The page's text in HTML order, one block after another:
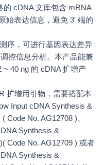
cDNA 文库包含 mRNA
始表达信息，避免 3′ 端的
序，可进行基因表达差异
控信息分析。本产品能兼
~ 40 ng 的 cDNA 扩增产
扩增用引物，需要搭配本
Input cDNA Synthesis &
Code No. AG12708 )、
Synthesis &
Code No. AG12709 ) 或者
Synthesis &